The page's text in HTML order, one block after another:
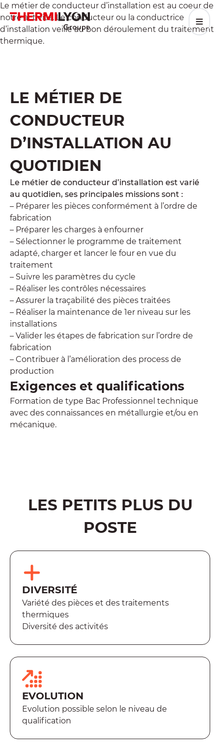
Aller
au
contenu
Le métier de conducteur d’installation est au coeur de
notre activité. Le conducteur ou la conductrice
d’installation veille au bon déroulement du traitement
thermique.
LE MÉTIER DE
CONDUCTEUR
D’INSTALLATION AU
QUOTIDIEN
Le métier de conducteur d’installation est varié
au quotidien, ses principales missions sont :
– Préparer les pièces conformément à l’ordre de
fabrication
– Préparer les charges à enfourner
– Sélectionner le programme de traitement
adapté, charger et lancer le four en vue du
traitement
– Suivre les paramètres du cycle
– Réaliser les contrôles nécessaires
– Assurer la traçabilité des pièces traitées
– Réaliser la maintenance de 1er niveau sur les
installations
– Valider les étapes de fabrication sur l’ordre de
fabrication
– Contribuer à l’amélioration des process de
production
Exigences et qualifications
Formation de type Bac Professionnel technique
avec des connaissances en métallurgie et/ou en
mécanique.
LES PETITS PLUS DU
POSTE
DIVERSITÉ
Variété des pièces et des traitements
thermiques
Diversité des activités
EVOLUTION
Evolution possible selon le niveau de
qualification